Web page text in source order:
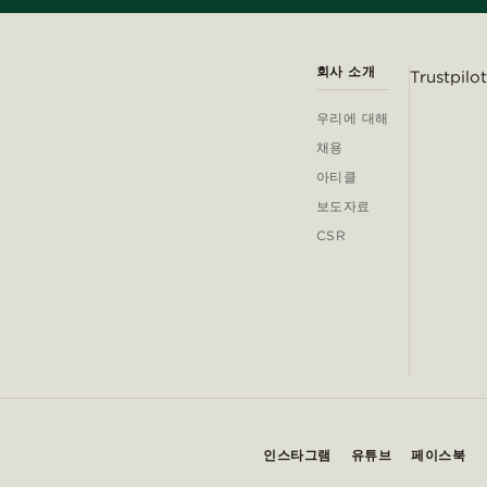
회사 소개
우리에 대해
채용
아티클
보도자료
CSR
Trustpilot
인스타그램 유튜브 페이스북